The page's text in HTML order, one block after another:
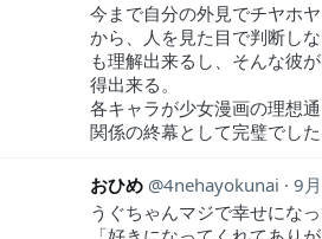
今まで自分の外見でチヤホ
から、人を見た目で判断し
も理解出来るし、そんな彼
得出来る。
各キャラが少女漫画の理想
関係の終幕として完璧でした
おひめ 4nehayokunai
9
うぐちゃんマジで幸せにな